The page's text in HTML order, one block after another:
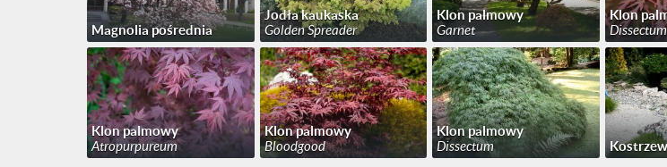
Magnolia pośrednia
Jodła kaukaska
Golden Spreader
Klon palmowy
Garnet
Klon
Klon palmowy
Atropurpureum
Klon palmowy
Bloodgood
Klon palmowy
Dissectum